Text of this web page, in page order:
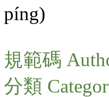
píng)
規範碼
分類